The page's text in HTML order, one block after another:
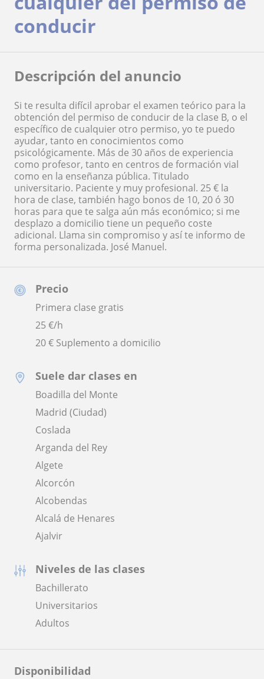
Precio
Primera clase gratis
25€/h
20 € Suplemento a domicilio
Suele dar clases en
Boadilla del Monte
Madrid (Ciudad)
Coslada
Arganda del Rey
Algete
Alcorcón
Alcobendas
Alcalá de Henares
Ajalvir
Niveles de las clases
Bachillerato
Universitarios
Adultos
Disponibilidad
conducir
Descripción del anuncio
Si te resulta difícil aprobar el examen teórico para la
obtención del permiso de conducir de la clase B, o el
específico de cualquier otro permiso, yo te puedo
ayudar, tanto en conocimientos como
psicológicamente. Más de 30 años de experiencia
como profesor, tanto en centros de formación vial
como en la enseñanza pública. Titulado
universitario. Paciente y muy profesional. 25 € la
hora de clase, también hago bonos de 10, 20 ó 30
horas para que te salga aún más económico; si me
desplazo a domicilio tiene un pequeño coste
adicional. Llama sin compromiso y así te informo de
forma personalizada. José Manuel.